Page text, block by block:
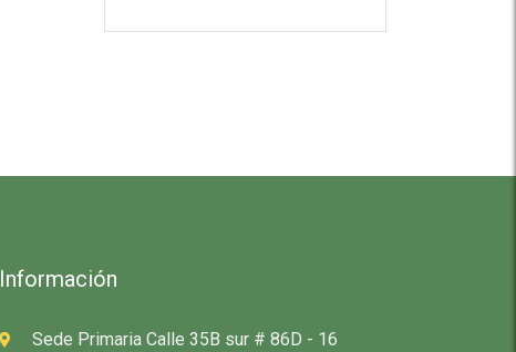
Información
Sede Primaria Calle 35B sur # 86D - 16